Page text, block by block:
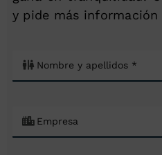
y pide más